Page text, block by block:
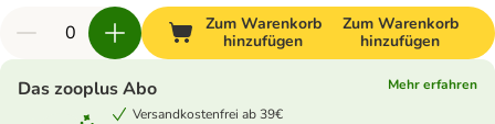
Zum Warenkorb
hinzufügen
Zum Warenkorb
hinzufügen
Das zooplus Abo
Mehr erfahren
Versandkostenfrei ab 39€